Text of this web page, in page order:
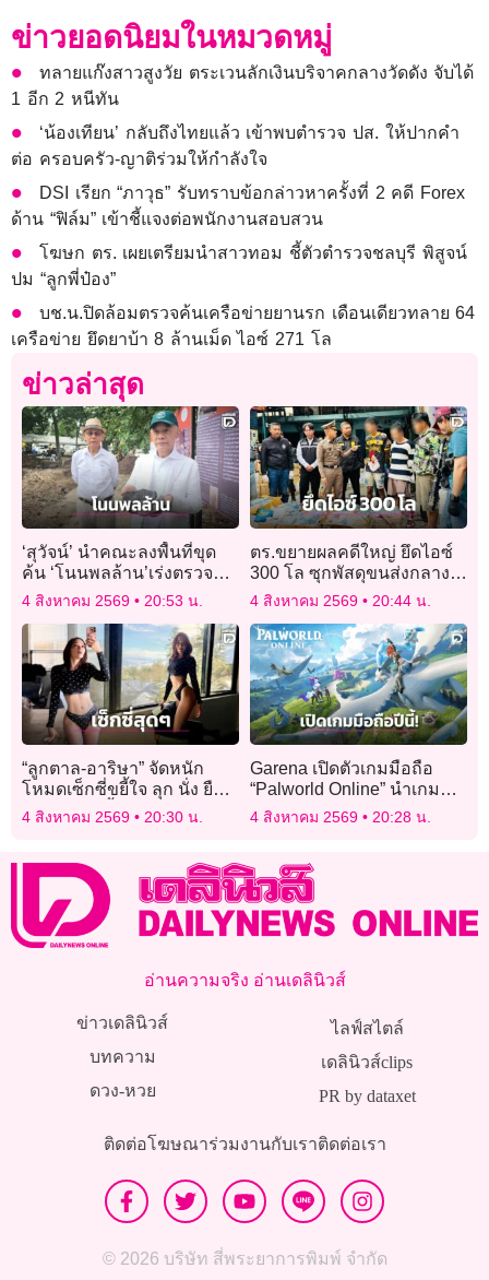
ข่าวยอดนิยมในหมวดหมู่
ทลายแก๊งสาวสูงวัย ตระเวนลักเงินบริจาคกลางวัดดัง จับได้
1 อีก 2 หนีทัน
‘น้องเทียน’ กลับถึงไทยแล้ว เข้าพบตำรวจ ปส. ให้ปากคำ
ต่อ ครอบครัว-ญาติร่วมให้กำลังใจ
DSI เรียก “ภาวุธ” รับทราบข้อกล่าวหาครั้งที่ 2 คดี Forex
ด้าน “ฟิล์ม” เข้าชี้แจงต่อพนักงานสอบสวน
โฆษก ตร. เผยเตรียมนำสาวทอม ชี้ตัวตำรวจชลบุรี พิสูจน์
ปม “ลูกพี่ป๋อง”
บช.น.ปิดล้อมตรวจค้นเครือข่ายยานรก เดือนเดียวทลาย 64
เครือข่าย ยึดยาบ้า 8 ล้านเม็ด ไอซ์ 271 โล
ข่าวล่าสุด
‘สุวัจน์’ นำคณะลงพื้นที่ขุด
ค้น ‘โนนพลล้าน’เร่งตรวจ
อายุ สร้างไทม์ไลน์
4 สิงหาคม 2569 20:53 น.
ตร.ขยายผลคดีใหญ่ ยึดไอซ์
300 โล ซุกพัสดุขนส่งกลาง
กรุง รวบ 4 ผู้ต้องหาแก๊งยา
4 สิงหาคม 2569 20:44 น.
“ลูกตาล-อาริษา” จัดหนัก
โหมดเซ็กซี่ขยี้ใจ ลุก นั่ง ยืน
เป๊ะปังแซ่บซี้ดสุดองศา!
4 สิงหาคม 2569 20:30 น.
Garena เปิดตัวเกมมือถือ
“Palworld Online” นำเกม
MMORPG ดัง มาเปิดภายใน
4 สิงหาคม 2569 20:28 น.
อ่านความจริง อ่านเดลินิวส์
ข่าวเดลินิวส์
บทความ
ดวง-หวย
ไลฟ์สไตล์
เดลินิวส์clips
PR by dataxet
ติดต่อโฆษณาร่วมงานกับเราติดต่อเรา
© 2026 บริษัท สี่พระยาการพิมพ์ จำกัด